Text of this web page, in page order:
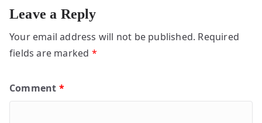
Leave a Reply
Your email address will not be published. Required
fields are marked *
Comment *